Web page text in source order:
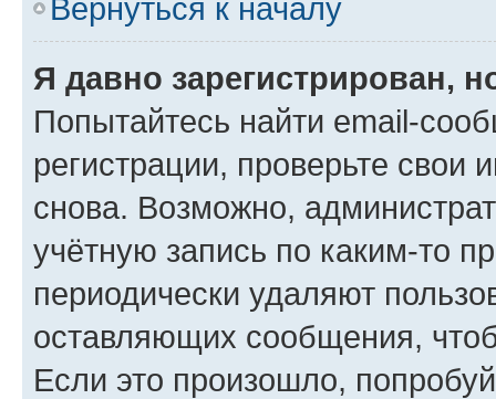
Вернуться к началу
Я давно зарегистрирован,
Попытайтесь найти email-
регистрации, проверьте свои
снова. Возможно,
учётную запись по каким-то
периодически удаляют
оставляющих сообщения,
Если это произошло,